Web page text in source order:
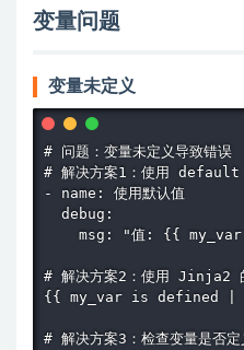
变量问题
变量未定义
# 问题：变量未定义导致错误
# 解决方案1：使用 default
- name: 使用默认值
  debug:
msg: "值: {{
# 解决方案2：使用
{{ my_var is defined
# 解决方案3：检查变量是否定